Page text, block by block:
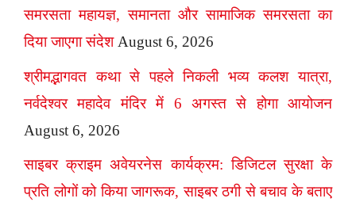
समरसता महायज्ञ, समानता और सामाजिक समरसता का
दिया जाएगा संदेश August 6, 2026
श्रीमद्भागवत कथा से पहले निकली भव्य कलश यात्रा,
नर्वदेश्वर महादेव मंदिर में 6 अगस्त से होगा आयोजन
August 6, 2026
साइबर क्राइम अवेयरनेस कार्यक्रम: डिजिटल सुरक्षा के
प्रति लोगों को किया जागरूक, साइबर ठगी से बचाव के बताए